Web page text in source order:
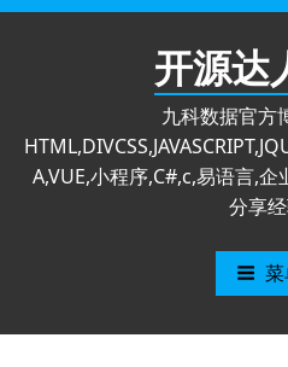
跳
开源达
九科数据官方
A,VUE,小程序,C#,c,易语言,
分享